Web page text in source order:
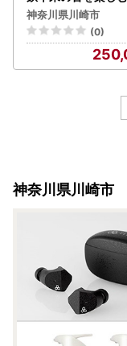
Sei」（漆塗装タイ
神奈川県川崎市
(0)
神奈川県川崎市